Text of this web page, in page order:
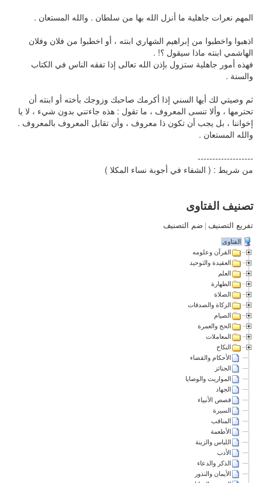
المهم نعرات جاهلية ما أنزل الله بها من سلطان . والله المستعان .
اذهبوا واخطبوا من إبراهيم الشهاري ابنته ، أو اخطبوا من فلان وفلان
الهاشمي ابنته ماذا سيقول ؟! .
فهذه أمور جاهلية ستزول بإذن الله تعالى إذا تفقه الناس في الكتاب
والسنة .
ثم وصيتي لك أيها السني إذا أكرمك صاحبك وزوجك بأخته أو ابنته أن
تحترمها ، وألا تنسى المعروف ، ما تقول : هذه جاءتني بدون شيء ، لا يا
إخواننا ، بل يجب أن تكون ذا معروف ، وأن تقابل المعروف بالمعروف .
والله المستعان .
-------------------
من شريط : ( الشفاء في أجوبة نساء المكلا )
تصنيف الفتاوى
تفريع التصنيف | ضم التصنيف
الفتاوى
القرآن وعلومه
العقيدة والتوحيد
العلم
الطهارة
الصلاة
الزكاة والصدقات
الصيام
الحج والعمرة
المعاملات
النكاح
الأحكام والقضاء
الجنائز
المواريث والوصايا
الجهاد
قصص الأنبياء
السيرة
المناقب
الأطعمة
اللباس والزينة
الأدب
الذكر والدعاء
الأيمان والنذور